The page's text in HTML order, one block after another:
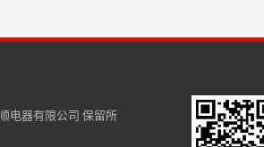
电器有限公司 保留所